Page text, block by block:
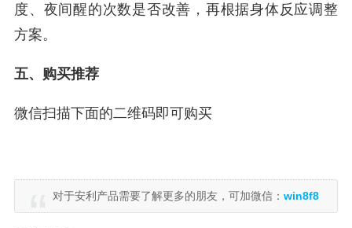
度、夜间醒的次数是否改善，再根据身体反应调整
方案。
五、购买推荐
微信扫描下面的二维码即可购买
对于安利产品需要了解更多的朋友，可加微信： win8f8